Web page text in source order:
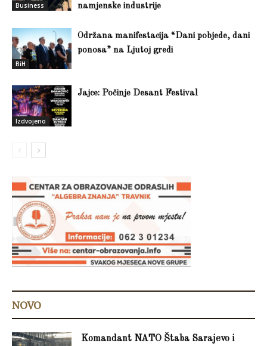
Business namjenske industrije
BiH
Održana manifestacija “Dani pobjede, dani
ponosa” na Ljutoj gredi
Izdvojeno
Jajce: Počinje Desant Festival
NOVO
Komandant NATO Štaba Sarajevo i